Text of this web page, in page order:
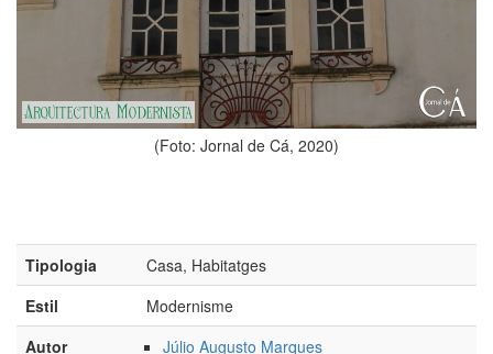
(Foto: Jornal de Cá, 2020)
Tipologia
Casa, Habitatges
Estil
Modernisme
Autor
Júlio Augusto Marques